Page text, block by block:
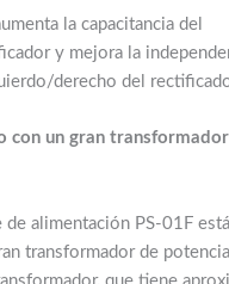
la capacitancia del
y mejora la
derecho del
con un gran
de alimentación PS-01F
transformador de